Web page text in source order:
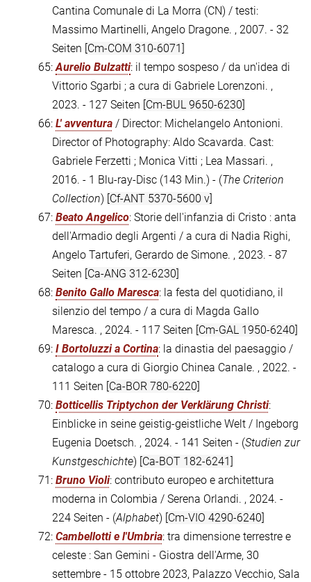
Cantina Comunale di La Morra (CN) / testi:
Massimo Martinelli, Angelo Dragone. , 2007. - 32
Seiten [Cm-COM 310-6071]
65:Aurelio Bulzatti: il tempo sospeso / da un'idea di
Vittorio Sgarbi ; a cura di Gabriele Lorenzoni. ,
2023. - 127 Seiten [Cm-BUL 9650-6230]
66: L' avventura / Director: Michelangelo Antonioni.
Director of Photography: Aldo Scavarda. Cast:
Gabriele Ferzetti ; Monica Vitti ; Lea Massari. ,
2016. - 1 Blu-ray-Disc (143 Min.) - (The Criterion
Collection) [Cf-ANT 5370-5600 v]
67: Beato Angelico: Storie dell'infanzia di Cristo : anta
dell'Armadio degli Argenti / a cura di Nadia Righi,
Angelo Tartuferi, Gerardo de Simone. , 2023. - 87
Seiten [Ca-ANG 312-6230]
68: Benito Gallo Maresca: la festa del quotidiano, il
silenzio del tempo / a cura di Magda Gallo
Maresca. , 2024. - 117 Seiten [Cm-GAL 1950-6240]
69: I Bortoluzzi a Cortina: la dinastia del paesaggio /
catalogo a cura di Giorgio Chinea Canale. , 2022. -
111 Seiten [Ca-BOR 780-6220]
70: Botticellis Triptychon der Verklärung Christi:
Einblicke in seine geistig-geistliche Welt / Ingeborg
Eugenia Doetsch. , 2024. - 141 Seiten - (Studien zur
Kunstgeschichte) [Ca-BOT 182-6241]
71: Bruno Violi: contributo europeo e architettura
moderna in Colombia / Serena Orlandi. , 2024. -
224 Seiten - (Alphabet) [Cm-VIO 4290-6240]
72: Cambellotti e l'Umbria: tra dimensione terrestre e
celeste : San Gemini - Giostra dell'Arme, 30
settembre - 15 ottobre 2023, Palazzo Vecchio, Sala